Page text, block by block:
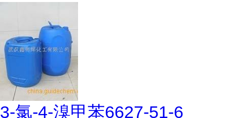
3-氯-4-溴甲苯6627-51-6